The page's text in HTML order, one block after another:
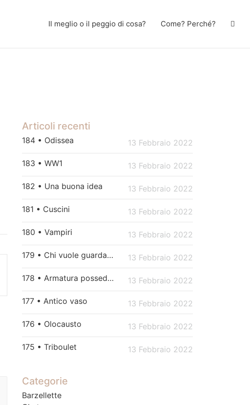
Il meglio o il peggio di cosa? Come? Perché?
Articoli recenti
184 • Odissea 13 Febbraio 2022
183 • WW1 13 Febbraio 2022
182 • Una buona idea 13 Febbraio 2022
181 • Cuscini 13 Febbraio 2022
180 • Vampiri 13 Febbraio 2022
179 • Chi vuole guardare Netflix? 13 Febbraio 2022
178 • Armatura posseduta 13 Febbraio 2022
177 • Antico vaso 13 Febbraio 2022
176 • Olocausto 13 Febbraio 2022
175 • Triboulet 13 Febbraio 2022
Categorie
Barzellette